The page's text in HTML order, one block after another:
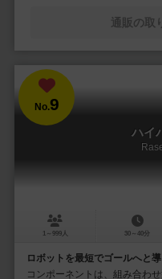
通販の取
No.9
ハイ
1～999人 30～40分
ロボットを最短でゴールへと
コンポーネントは、組み合わ